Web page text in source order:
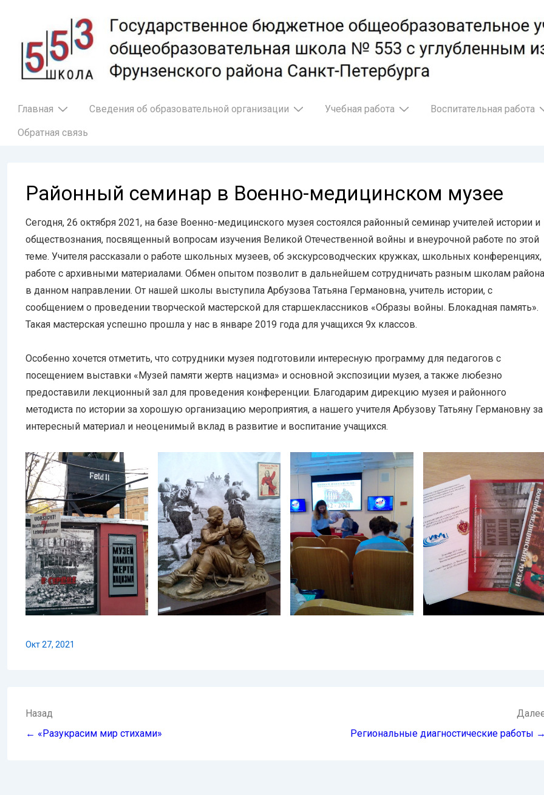
основному
содержимому
Основная
Главная Сведения об образовательной организации Учебная работа Воспитательная работа
Обратная связь
Районный семинар в Военно-медицинском музее
Сегодня, 26 октября 2021, на базе Военно-медицинского музея состоялся районный семинар учителей истории и
обществознания, посвященный вопросам изучения Великой Отечественной войны и внеурочной работе по этой
теме. Учителя рассказали о работе школьных музеев, об экскурсоводческих кружках, школьных конференциях,
работе с архивными материалами. Обмен опытом позволит в дальнейшем сотрудничать разным школам района
в данном направлении. От нашей школы выступила Арбузова Татьяна Германовна, учитель истории, с
сообщением о проведении творческой мастерской для старшеклассников «Образы войны. Блокадная память».
Такая мастерская успешно прошла у нас в январе 2019 года для учащихся 9х классов.
Особенно хочется отметить, что сотрудники музея подготовили интересную программу для педагогов с
посещением выставки «Музей памяти жертв нацизма» и основной экспозиции музея, а также любезно
предоставили лекционный зал для проведения конференции. Благодарим дирекцию музея и районного
методиста по истории за хорошую организацию мероприятия, а нашего учителя Арбузову Татьяну Германовну за
интересный материал и неоценимый вклад в развитие и воспитание учащихся.
Окт 27, 2021
Навигация
по
Назад
← «Разукрасим мир стихами»
Региональные диагностические работы